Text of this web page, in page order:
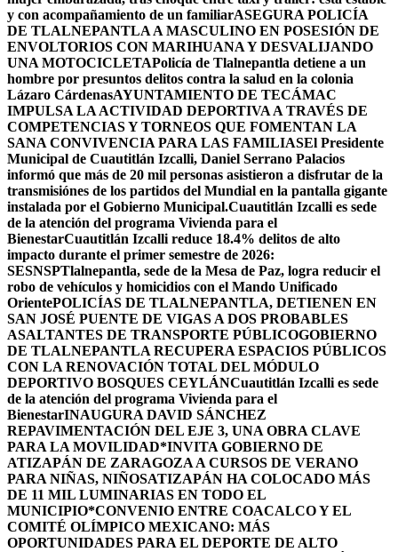
y con acompañamiento de un familiarASEGURA POLICÍA
DE TLALNEPANTLA A MASCULINO EN POSESIÓN DE
ENVOLTORIOS CON MARIHUANA Y DESVALIJANDO
UNA MOTOCICLETAPolicía de Tlalnepantla detiene a un
hombre por presuntos delitos contra la salud en la colonia
Lázaro CárdenasAYUNTAMIENTO DE TECÁMAC
IMPULSA LA ACTIVIDAD DEPORTIVA A TRAVÉS DE
COMPETENCIAS Y TORNEOS QUE FOMENTAN LA
SANA CONVIVENCIA PARA LAS FAMILIASEl Presidente
Municipal de Cuautitlán Izcalli, Daniel Serrano Palacios
informó que más de 20 mil personas asistieron a disfrutar de la
transmisiónes de los partidos del Mundial en la pantalla gigante
instalada por el Gobierno Municipal.Cuautitlán Izcalli es sede
de la atención del programa Vivienda para el
BienestarCuautitlán Izcalli reduce 18.4% delitos de alto
impacto durante el primer semestre de 2026:
SESNSPTlalnepantla, sede de la Mesa de Paz, logra reducir el
robo de vehículos y homicidios con el Mando Unificado
OrientePOLICÍAS DE TLALNEPANTLA, ​DETIENEN EN
SAN JOSÉ PUENTE DE VIGAS A DOS PROBABLES
ASALTANTES DE TRANSPORTE PÚBLICOGOBIERNO
DE TLALNEPANTLA RECUPERA ESPACIOS PÚBLICOS
CON LA RENOVACIÓN TOTAL DEL MÓDULO
DEPORTIVO BOSQUES CEYLÁNCuautitlán Izcalli es sede
de la atención del programa Vivienda para el
BienestarINAUGURA DAVID SÁNCHEZ
REPAVIMENTACIÓN DEL EJE 3, UNA OBRA CLAVE
PARA LA MOVILIDAD*INVITA GOBIERNO DE
ATIZAPÁN DE ZARAGOZA A CURSOS DE VERANO
PARA NIÑAS, NIÑOSATIZAPÁN HA COLOCADO MÁS
DE 11 MIL LUMINARIAS EN TODO EL
MUNICIPIO*CONVENIO ENTRE COACALCO Y EL
COMITÉ OLÍMPICO MEXICANO: MÁS
OPORTUNIDADES PARA EL DEPORTE DE ALTO